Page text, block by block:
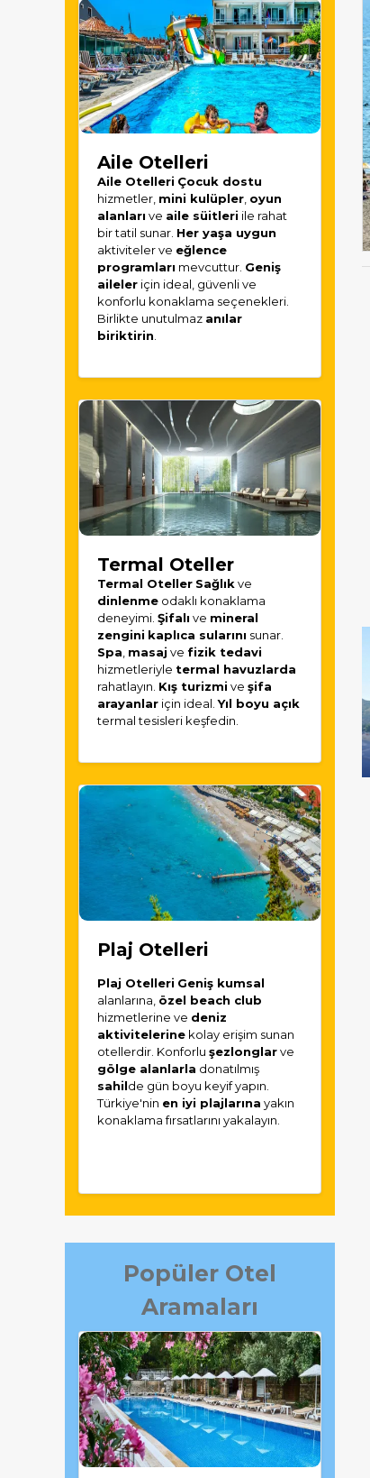
Aile Otelleri
Aile Otelleri Çocuk dostu
hizmetler, mini kulüpler oyun
alanları ve aile süitleri ile rahat
bir tatil sunar. Her yaşa uygun
aktiviteler ve eğlence
programları mevcuttur. Geniş
aileler için ideal, güvenli ve
konforlu konaklama seçenekleri.
Birlikte unutulmaz anılar
biriktirin
Termal Oteller
Termal Oteller Sağlık ve
dinlenme odaklı konaklama
deneyimi. Şifalı ve mineral
zengini kaplıca sularını sunar.
Spa masaj ve fizik tedavi
hizmetleriyle termal havuzlarda
rahatlayın. Kış turizmi ve şifa
arayanlar için ideal.Yıl boyu açık
termal tesisleri keşfedin.
Plaj Otelleri
Plaj Otelleri Geniş kumsal
alanlarına, özel beach club
hizmetlerine ve deniz
aktivitelerine kolay erişim sunan
otellerdir. Konforlu şezlonglarve
gölge alanlarla donatılmış
sahilde gün boyu keyif yapın.
Türkiye'nin en iyi plajlarına yakın
konaklama fırsatlarını yakalayın.
Popüler Otel
Aramaları